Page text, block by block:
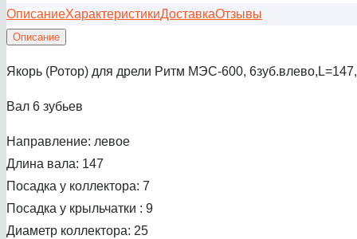
ОписаниеХарактеристикиДоставкаОтзывы
Описание
Якорь (Ротор) для дрели Ритм МЭС-600,
Вал 6 зубьев
Направление: левое
Длина вала: 147
Посадка у коллектора: 7
Посадка у крыльчатки : 9
Диаметр коллектора: 25